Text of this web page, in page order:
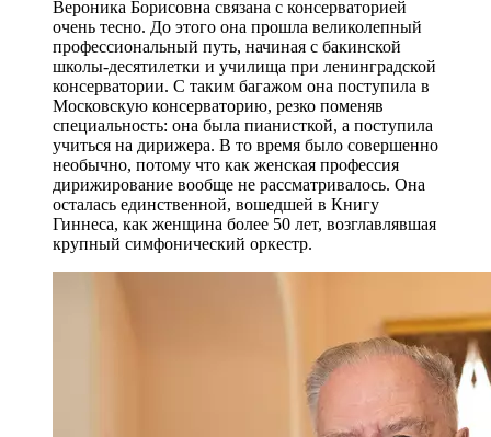
Вероника Борисовна связана с консерваторией
очень тесно. До этого она прошла великолепный
профессиональный путь, начиная с бакинской
школы-десятилетки и училища при ленинградской
консерватории. С таким багажом она поступила в
Московскую консерваторию, резко поменяв
специальность: она была пианисткой, а поступила
учиться на дирижера. В то время было совершенно
необычно, потому что как женская профессия
дирижирование вообще не рассматривалось. Она
осталась единственной, вошедшей в Книгу
Гиннеса, как женщина более 50 лет, возглавлявшая
крупный симфонический оркестр.